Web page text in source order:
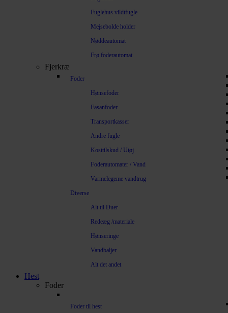
Fuglehus vildtfugle
Mejsebolde holder
Nøddeautomat
Frø foderautomat
Fjerkræ
Foder
Hønsefoder
Fasanfoder
Transportkasser
Andre fugle
Kosttilskud / Utøj
Foderautomater / Vand
Varmelegeme vandtrug
Diverse
Alt til Duer
Redeæg /materiale
Hønseringe
Vandbaljer
Alt det andet
Hest
Foder
Foder til hest